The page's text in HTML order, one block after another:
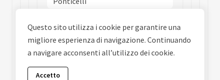
Posillipo
San Carlo Allarena
San Ferdinando
Questo sito utilizza i cookie per garantire una
migliore esperienza di navigazione. Continuando
a navigare acconsenti all’utilizzo dei cookie.
Accetto